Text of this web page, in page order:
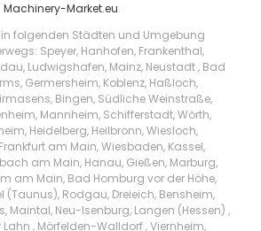
Machinery-Market.eu.
in folgenden Städten und Umgebung
Speyer, Hanhofen, Frankenthal,
Ludwigshafen, Mainz, Neustadt , Bad
Germersheim, Koblenz, Haßloch,
Bingen, Südliche Weinstraße,
Mannheim, Schifferstadt, Wörth,
Heidelberg, Heilbronn, Wiesloch,
am Main, Wiesbaden, Kassel,
am Main, Hanau, Gießen, Marburg,
am Main, Bad Homburg vor der Höhe,
(Taunus), Rodgau, Dreieich, Bensheim,
Maintal, Neu-Isenburg, Langen (Hessen) ,
, Mörfelden-Walldorf , Viernheim,